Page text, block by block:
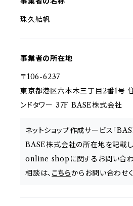
珠久結帆
事業者の所在地
〒106-6237
東京都港区六本木三丁目2番1号
ンドタワー 37F BASE株式会社
ネットショップ作成サービス「
BASE株式会社の所在地を記載し
online shopに関するお問い合わ
相談は、 こちらからお問い合わせく